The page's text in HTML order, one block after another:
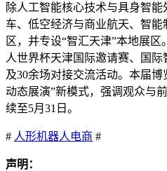
除人工智能核心技术与具身智
车、低空经济与商业航天、智
区，并专设“智汇天津”本地展
人世界杯天津国际邀请赛、国
及30余场对接交流活动。本届
动态展演”新模式，强调观众与
续至5月31日。
# 人形机器人 电商 #
声明：